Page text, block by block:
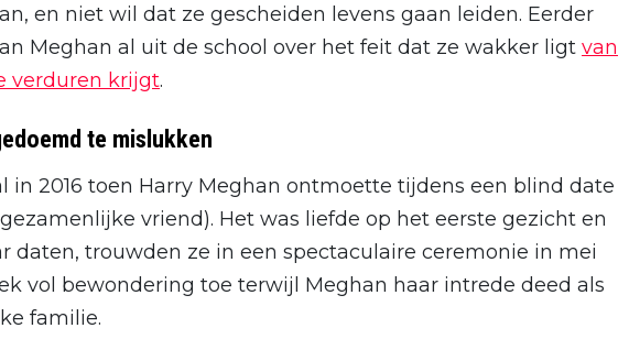
en niet wil dat ze gescheiden levens gaan leiden. Eerder
Meghan al uit de school over het feit dat ze wakker ligt van
verduren krijgt.
te mislukken
in 2016 toen Harry Meghan ontmoette tijdens een blind date
vriend). Het was liefde op het eerste gezicht en
daten, trouwden ze in een spectaculaire ceremonie in mei
vol bewondering toe terwijl Meghan haar intrede deed als
familie.